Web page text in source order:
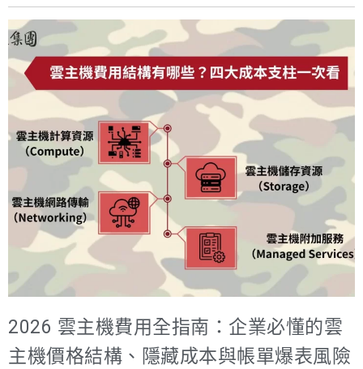
機」，背後幾乎沒有任何完善的資安防護機制，更缺乏即
時、有效的技術支援。 為了避免災情擴大，老王只能緊急
另聘外部資安與系統工程師進行搶救。光是資料復原、系
統重建與安全加固，就耗費將近一個月時間，直接產生數
十萬元的額外支出；更無形卻更致命的，是客戶信任的流
失，以及因此錯失的後續合作與訂單。 事後老王無奈地對
我說：「當初我以為只是省下幾萬元的主機費，沒想到最
後付出的代價，卻是原本報價的十倍以上，還差點賠上公
司多年累積的信譽。」 這個案例，正是今天想與你分享的
核心關鍵：Windows 經銷型主機的費用，從來不只是帳面
划算嗎？一個差點讓新創公司崩潰的成本陷阱 在 戰國策網
軍行銷 的實務顧問經驗中，我們曾協助一家專注於北美市
場的跨境電商新創公司（以下稱為客戶）進行基礎架構規
劃。該公司於 2025 年初正式營運，為了壓低初期成本，在
未經完整評估的情況下，選擇了一家主打「業界最低價
格」的美國共享主機服務商。表面上，每月僅需數美元的
費用，對於資源有限的新創團隊而言，確實極具吸引力，
因此客戶將預算優先配置於廣告投放與市場開發。 然而，
隨著業務成長與行銷成效逐步顯現，網站流量在短短半年
內大幅攀升，系統穩定性問題隨即浮現。網站載入速度明
顯下降，結帳頁面頻繁發生錯誤，嚴重影響消費者體驗。
更關鍵的是，在黑色星期五促銷這類高峰檔期，主機因資
源不足而發生長時間服務中斷，導致網站癱瘓長達八小
散，品牌信任度受到實質衝擊，直接造成數十萬美元的潛
在訂單流失。 事後，客戶緊急聯繫原主機服務商，才發現
2026 雲主機費用全指南：企業必懂的雲
主機價格結構、隱藏成本與帳單爆表風險